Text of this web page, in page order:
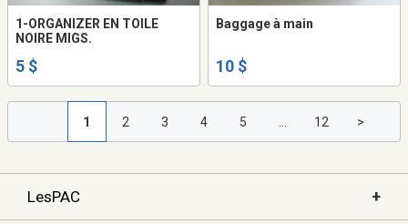
1-ORGANIZER EN TOILE
NOIRE MIGS.
5 $
Baggage à main
10 $
1 2 3 4 5 12 >
LesPAC +